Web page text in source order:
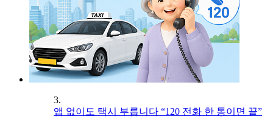
3.
앱 없이도 택시 부릅니다 “120 전화 한 통이면 끝”